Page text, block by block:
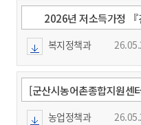
2026년 저소득가정 『
복지정책과
[군산시농어촌종합지원센
지구 학습
농업정책과